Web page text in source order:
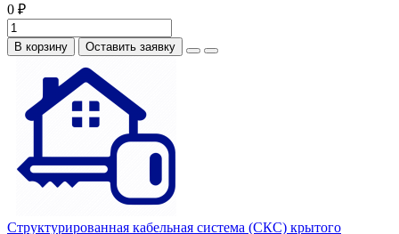
0 ₽
В корзину Оставить заявку
Структурированная кабельная система (СКС) крытого